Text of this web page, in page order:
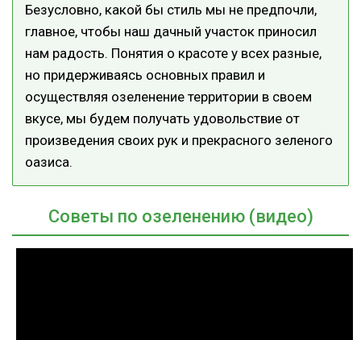
Безусловно, какой бы стиль мы не предпочли,
главное, чтобы наш дачный участок приносил
нам радость. Понятия о красоте у всех разные,
но придерживаясь основных правил и
осуществляя озеленение территории в своем
вкусе, мы будем получать удовольствие от
произведения своих рук и прекрасного зеленого
оазиса.
Советы по озеленению (видео)